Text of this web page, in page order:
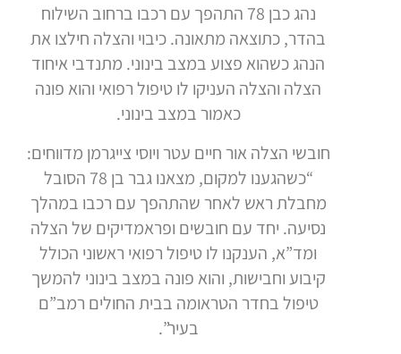
נהג כבן 78 התהפך עם רכבו ברחוב השילוח
בהדר, כתוצאה מתאונה. כיבוי והצלה חילצו את
הנהג כשהוא פצוע במצב בינוני. מתנדבי איחוד
הצלה והצלה העניקו לו טיפול רפואי והוא פונה
כאמור במצב בינוני.
חובשי הצלה אור חיים עטר ויוסי צייגרמן מדווחים:
“כשהגענו למקום, מצאנו גבר בן 78 הסובל
מחבלת ראש לאחר שהתהפך עם רכבו במהלך
נסיעה. יחד עם חובשים ופראמדיקים של הצלה
ומד”א, הענקנו לו טיפול רפואי ראשוני הכולל
קיבוע וחבישות, והוא פונה במצב בינוני להמשך
טיפול בחדר הטראומה בבית החולים רמב”ם
בעיר”.